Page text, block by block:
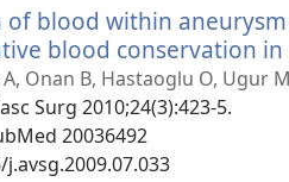
of blood within
blood conservation
Onan B, Hastaoglu O, Ugur
Surg 2010;24(3):423-5.
20036492
j.avsg.2009.07.033